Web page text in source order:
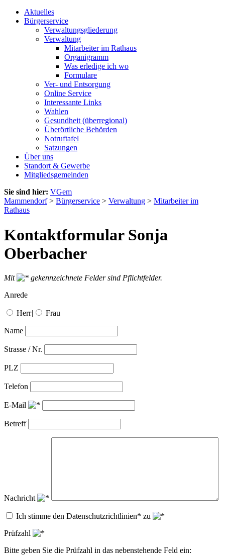
Aktuelles
Bürgerservice
Verwaltungsgliederung
Verwaltung
Mitarbeiter im Rathaus
Organigramm
Was erledige ich wo
Formulare
Ver- und Entsorgung
Online Service
Interessante Links
Wahlen
Gesundheit (überregional)
Überörtliche Behörden
Notruftafel
Satzungen
Über uns
Standort & Gewerbe
Mitgliedsgemeinden
Sie sind hier: VGem
Mammendorf> Bürgerservice > Verwaltung > Mitarbeiter im
Rathaus
Kontaktformular Sonja
Oberbacher
Mit
gekennzeichnete Felder sind Pflichtfelder.
Anrede
Herr| Frau
Name
Strasse / Nr.
PLZ
Telefon
E-Mail
Betreff
Nachricht
Ich stimme den Datenschutzrichtlinien* zu
Prüfzahl
Bitte geben Sie die Prüfzahl in das nebenstehende Feld ein: